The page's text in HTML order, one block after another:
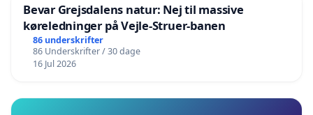
Bevar Grejsdalens natur: Nej til massive
køreledninger på Vejle-Struer-banen
86 underskrifter
86 Underskrifter / 30 dage
16 Jul 2026